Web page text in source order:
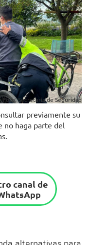
Foto: Secretaría de Seguridad
previamente su
no haga parte del
canal de